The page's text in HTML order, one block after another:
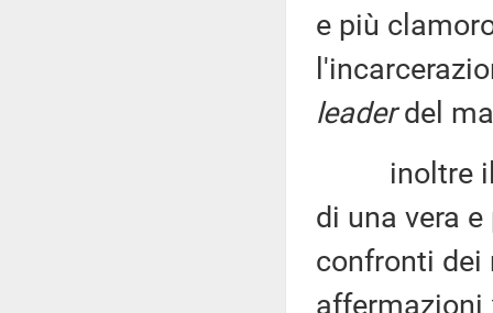
e più
leaderdel
inoltre il
di una vera
confronti dei
affermazioni